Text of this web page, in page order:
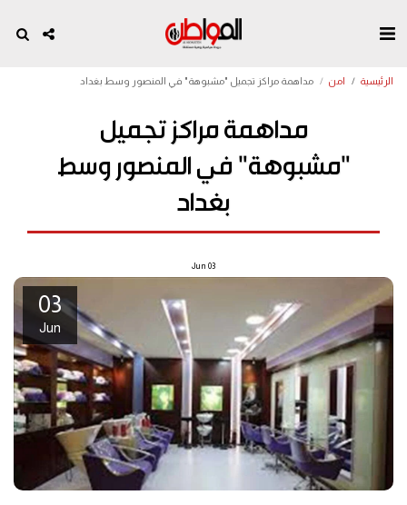
الرئيسية امن مداهمة مراكز تجميل "مشبوهة" في المنصور وسط بغداد
مداهمة مراكز تجميل
"مشبوهة" في المنصور وسط
بغداد
03
Jun
03
Jun